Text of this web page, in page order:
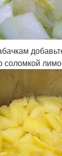
соломкой